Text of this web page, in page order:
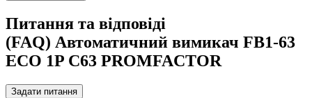
Питання та відповіді
(FAQ) Автоматичний вимикач FB1-63
ECO 1P С63 PROMFACTOR
Задати питання